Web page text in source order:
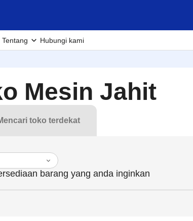
Tentang Hubungi kami
Mesin Jahit
toko terdekat
barang yang anda inginkan